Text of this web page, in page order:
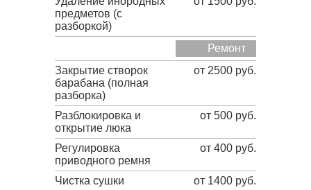
предметов (с
разборкой)
Ремонт
Закрытие створок
барабана (полная
разборка)
от 2500 руб.
Разблокировка и
открытие люка
от 500 руб.
Регулировка
приводного ремня
от 400 руб.
Чистка сушки
от 1400 руб.